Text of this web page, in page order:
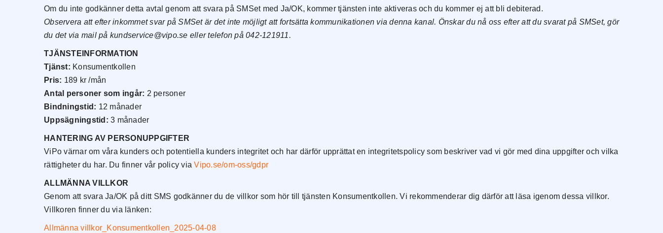
Om du inte godkänner detta avtal genom att svara på SMSet med Ja/OK, kommer tjänsten inte aktiveras och du kommer ej att bli debiterad.
Observera att efter inkommet svar på SMSet är det inte möjligt att fortsätta kommunikationen via denna kanal. Önskar du nå oss efter att du svarat på SMSet, gör
du det via mail på kundservice@vipo.se eller telefon på 042-121911.
TJÄNSTEINFORMATION
Tjänst: Konsumentkollen
Pris: 189 kr /mån
Antal personer som ingår: 2 personer
Bindningstid: 12 månader
Uppsägningstid: 3 månader
HANTERING AV PERSONUPPGIFTER
ViPo värnar om våra kunders och potentiella kunders integritet och har därför upprättat en integritetspolicy som beskriver vad vi gör med dina uppgifter och vilka
rättigheter du har. Du finner vår policy viaVipo.se/om-oss/gdpr
ALLMÄNNA VILLKOR
Genom att svara Ja/OK på ditt SMS godkänner du de villkor som hör till tjänsten Konsumentkollen. Vi rekommenderar dig därför att läsa igenom dessa villkor.
Villkoren finner du via länken:
Allmänna villkor_Konsumentkollen_2025-04-08
Nödvändiga
Dessa kakor
välja bort. De